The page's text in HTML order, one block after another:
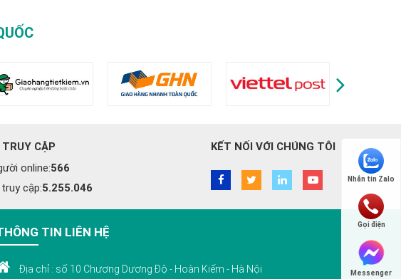
CẬP
online:566
cập:5.255.046
KẾT NỐI VỚI CHÚNG TÔI
TIN LIÊN HỆ
Địa chỉ : số 10 Chương Dương Độ - Hoàn Kiếm - Hà Nội
Nhắn tin Zalo
Gọi điện
Messenger